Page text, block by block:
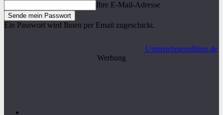
Ihre E-Mail-Adresse
Ein Passwort wird Ihnen per Email zugeschickt.
Unternehmeredition.de
Werbung